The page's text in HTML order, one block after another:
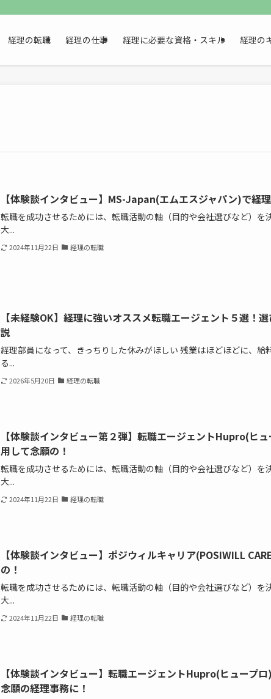
経理の転職 経理の仕事 経理に必要な資格・スキル 経理の
【体験談インタビュー】MS-Japan(エムエスジャパン)で経理
転職を成功させるためには、転職活動の軸（目的や会社選びなど）を
大...
2024年11月22日 経理の転職
【未経験OK】経理に強いオススメ転職エージェント５選！
説
経理部員になって、きっちりした休みがほしい 残業はほどほどに、給
る...
2026年5月20日 経理の転職
【体験談インタビュー第２弾】転職エージェントHupro(ヒ
用して念願の！
転職を成功させるためには、転職活動の軸（目的や会社選びなど）を
大...
2024年11月22日 経理の転職
【体験談インタビュー】ポジウィルキャリア(POSIWILL
の！
転職を成功させるためには、転職活動の軸（目的や会社選びなど）を
大...
2024年11月22日 経理の転職
【体験談インタビュー】転職エージェントHupro(ヒュープ
念願の経理事務に！